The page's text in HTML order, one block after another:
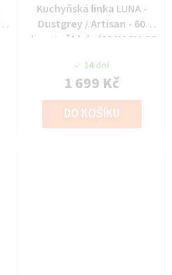
Kuchyňská linka LUNA -
Dustgrey / Artisan - 60
digestoř hlub. (60 NAGU-36
14 dní
1 699 Kč
DO KOŠÍKU